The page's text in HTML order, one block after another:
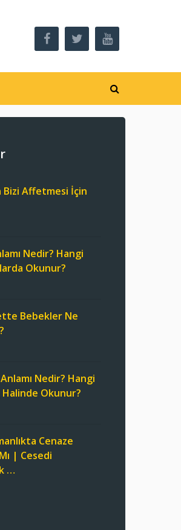
Bizi Affetmesi İçin
Nedir? Hangi
Okunur?
Bebekler Ne
Nedir? Hangi
Okunur?
Cenaze
| Cesedi
…